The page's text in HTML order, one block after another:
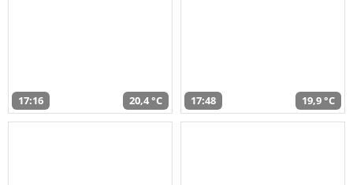
17:16 20,4 °C 17:48 19,9 °C